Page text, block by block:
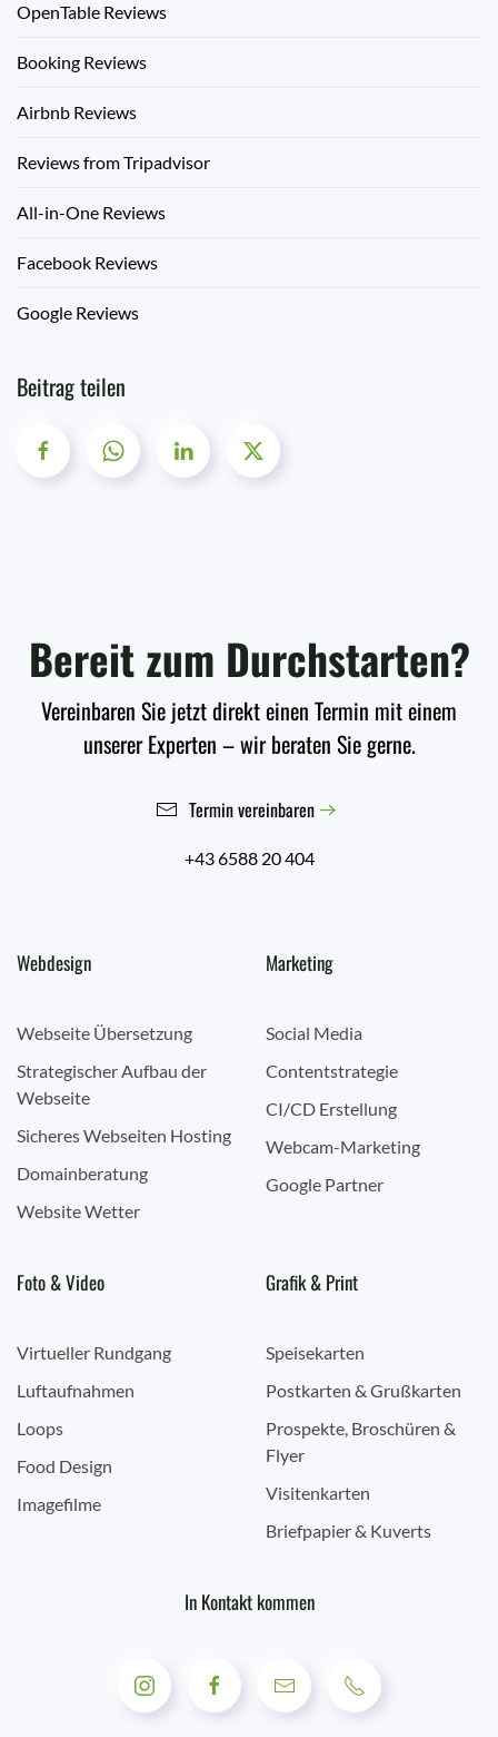
OpenTable Reviews
Booking Reviews
Airbnb Reviews
Reviews from Tripadvisor
All-in-One Reviews
Facebook Reviews
Google Reviews
Beitrag teilen
Bereit zum Durchstarten?
Vereinbaren Sie jetzt direkt einen Termin mit einem
unserer Experten – wir beraten Sie gerne.
Termin vereinbaren
+43 6588 20 404
Webdesign
Webseite Übersetzung
Strategischer Aufbau der
Webseite
Sicheres Webseiten Hosting
Domainberatung
Website Wetter
Marketing
Social Media
Contentstrategie
CI/CD Erstellung
Webcam-Marketing
Google Partner
Foto & Video
Virtueller Rundgang
Luftaufnahmen
Loops
Food Design
Imagefilme
Grafik & Print
Speisekarten
Postkarten & Grußkarten
Prospekte, Broschüren &
Flyer
Visitenkarten
Briefpapier & Kuverts
In Kontakt kommen